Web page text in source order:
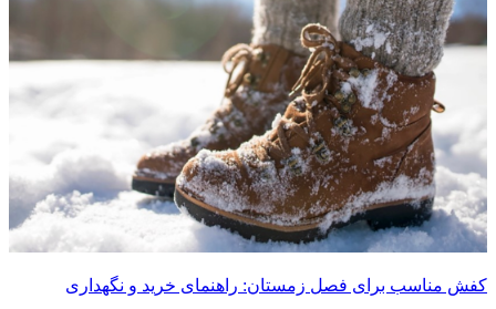
کفش مناسب برای فصل زمستان: راهنمای خرید و نگهداری